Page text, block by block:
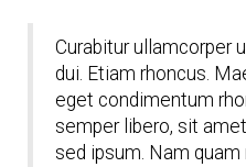
Curabitur ullamcorper
dui. Etiam rhoncus.
eget condimentum
semper libero, sit
sed ipsum. Nam